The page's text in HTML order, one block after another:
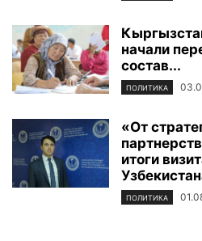
начали
состав...
ПОЛИТИКА
«От
итоги
ПОЛИТИКА